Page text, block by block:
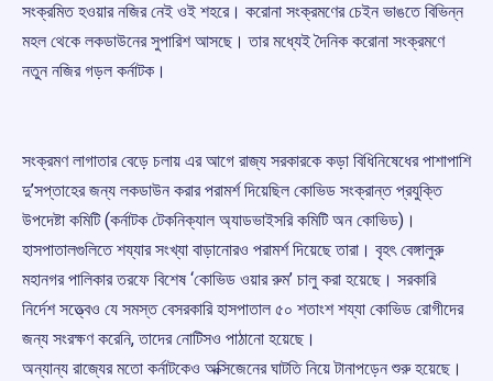
সংক্রমিত হওয়ার নজির নেই ওই শহরে। করোনা সংক্রমণের চেইন ভাঙতে বিভিন্ন
মহল থেকে লকডাউনের সুপারিশ আসছে। তার মধ্যেই দৈনিক করোনা সংক্রমণে
নতুন নজির গড়ল কর্নাটক।
সংক্রমণ লাগাতার বেড়ে চলায় এর আগে রাজ্য সরকারকে কড়া বিধিনিষেধের পাশাপাশি
দু’সপ্তাহের জন্য লকডাউন করার পরামর্শ দিয়েছিল কোভিড সংক্রান্ত প্রযুক্তি
উপদেষ্টা কমিটি (কর্নাটক টেকনিক্যাল অ্যাডভাইসরি কমিটি অন কোভিড)।
হাসপাতালগুলিতে শয্যার সংখ্যা বাড়ানোরও পরামর্শ দিয়েছে তারা। বৃহৎ বেঙ্গালুরু
মহানগর পালিকার তরফে বিশেষ ‘কোভিড ওয়ার রুম’ চালু করা হয়েছে। সরকারি
নির্দেশ সত্ত্বেও যে সমস্ত বেসরকারি হাসপাতাল ৫০ শতাংশ শয্যা কোভিড রোগীদের
জন্য সংরক্ষণ করেনি, তাদের নোটিসও পাঠানো হয়েছে।
অন্যান্য রাজ্যের মতো কর্নাটকেও অক্সিজেনের ঘাটতি নিয়ে টানাপড়েন শুরু হয়েছে।